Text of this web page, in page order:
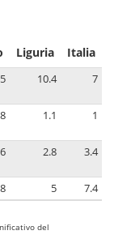
Liguria Italia
10.4 7
1.1 1
2.8 3.4
5 7.4
del